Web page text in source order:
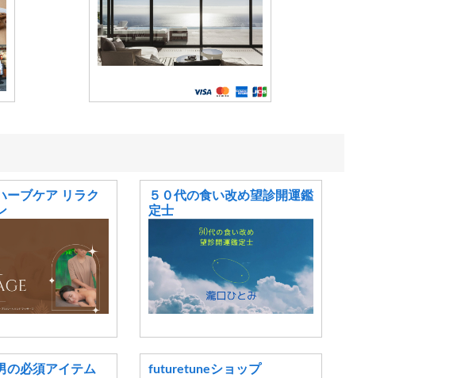
ーブケア リラク
５０代の食い改め望診開運鑑
定士
の必須アイテム futuretuneショップ